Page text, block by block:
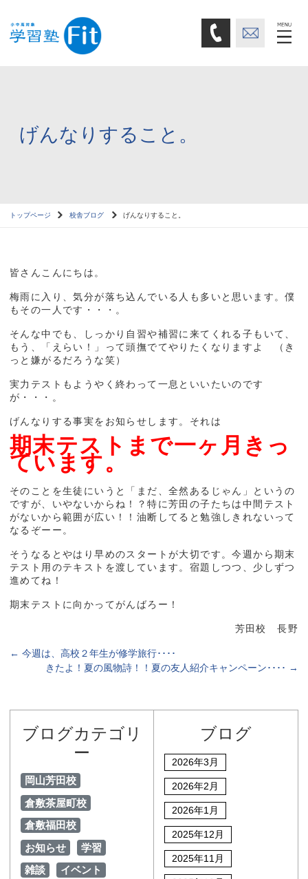
げんなりすること。
トップページ 校舎ブログ げんなりすること。
皆さんこんにちは。
梅雨に入り、気分が落ち込んでいる人も多いと思います。僕
もその一人です・・・。
そんな中でも、しっかり自習や補習に来てくれる子もいて、
もう、「えらい！」って頭撫でてやりたくなりますよ （き
っと嫌がるだろうな笑）
実力テストもようやく終わって一息といいたいのです
が・・・。
げんなりする事実をお知らせします。それは
期末テストまで一ヶ月きっ
ています。
そのことを生徒にいうと「まだ、全然あるじゃん」というの
ですが、いやないからね！？特に芳田の子たちは中間テスト
がないから範囲が広い！！油断してると勉強しきれないって
なるぞーー。
そうなるとやはり早めのスタートが大切です。今週から期末
テスト用のテキストを渡しています。宿題しつつ、少しずつ
進めてね！
期末テストに向かってがんばろー！
芳田校 長野
← 今週は、高校２年生が修学旅行････
きたよ！夏の風物詩！！夏の友人紹介キャンペーン････ →
ブログカテゴリ
ー
岡山芳田校
倉敷茶屋町校
倉敷福田校
お知らせ
学習
雑談
イベント
ブログ
2026年3月
2026年2月
2026年1月
2025年12月
2025年11月